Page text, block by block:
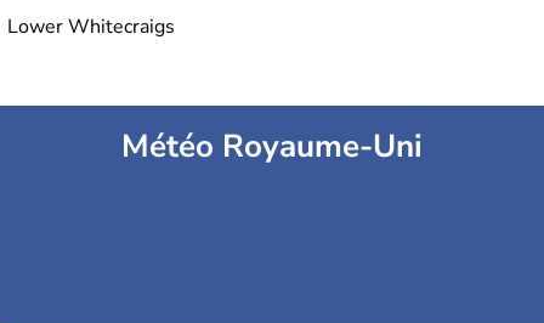
Lower Whitecraigs
Météo Royaume-Uni